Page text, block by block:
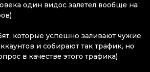
один видос залетел вообще на
которые успешно заливают чужие
и собирают так трафик, но
в качестве этого трафика)